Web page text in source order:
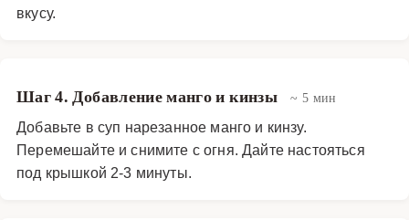
вкусу.
Шаг 4. Добавление манго и кинзы ~ 5 мин
Добавьте в суп нарезанное манго и кинзу.
Перемешайте и снимите с огня. Дайте настояться
под крышкой 2-3 минуты.